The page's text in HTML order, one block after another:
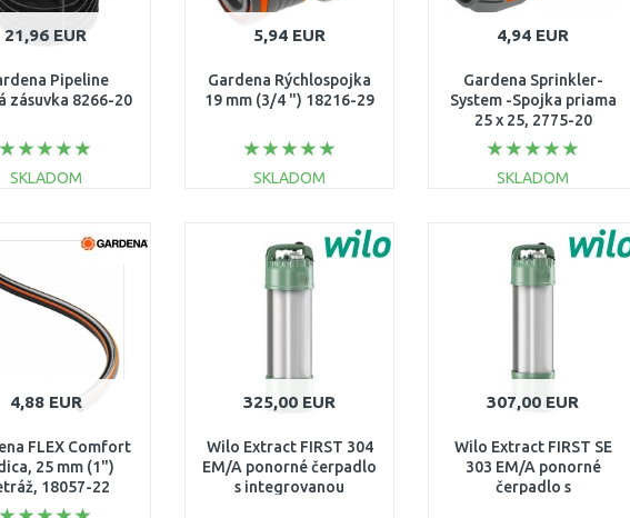
21,96 EUR
Pipeline
zásuvka 8266-20
SKLADOM
5,94 EUR
Gardena Rýchlospojka
19 mm (3/4 ") 18216-29
SKLADOM
Porovnať
4,94 EUR
Gardena Sprinkler-
System -Spojka priama
25 x 25, 2775-20
SKLADOM
Porovnať
4,88 EUR
FLEX Comfort
25 mm (1")
18057-22
325,00 EUR
Wilo Extract FIRST 304
EM/A ponorné čerpadlo
s integrovanou
307,00 EUR
Wilo Extract FIRST SE
303 EM/A ponorné
čerpadlo s